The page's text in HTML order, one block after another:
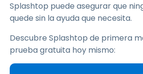
Splashtop puede asegurar que
quede sin la ayuda que necesita.
Descubre Splashtop de primera
prueba gratuita hoy mismo: